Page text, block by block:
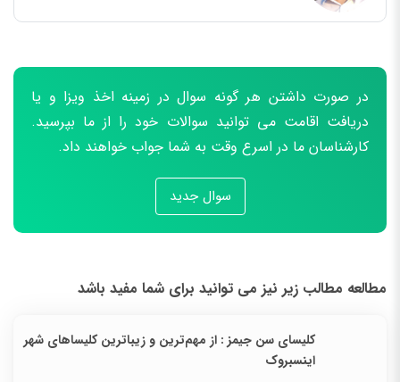
در صورت داشتن هر گونه سوال در زمینه اخذ ویزا و یا
دریافت اقامت می توانید سوالات خود را از ما بپرسید.
کارشناسان ما در اسرع وقت به شما جواب خواهند داد.
سوال جدید
مطالعه مطالب زیر نیز می توانید برای شما مفید باشد
کلیسای سن جیمز : از مهم‌ترین و زیباترین کلیساهای شهر
اینسبروک